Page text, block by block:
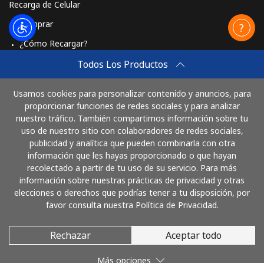
Todos Los Productos
Usamos cookies para personalizar contenido y anuncios, para
proporcionar funciones de redes sociales y para analizar
nuestro tráfico. También compartimos información sobre tu
uso de nuestro sitio con colaboradores de redes sociales,
publicidad y analítica que pueden combinarla con otra
información que les hayas proporcionado o que hayan
recolectado a partir de tu uso de su servicio. Para más
información sobre nuestras prácticas de privacidad y otras
elecciones o derechos que podrías tener a tu disposición, por
favor consulta nuestra Política de Privacidad.
Rechazar Aceptar todo
Más opciones
Recarga de Celular
Comprar
¿Cómo Recargar?
Comprar
Cómo funciona
Paga con
© 2026 LlamaColombia